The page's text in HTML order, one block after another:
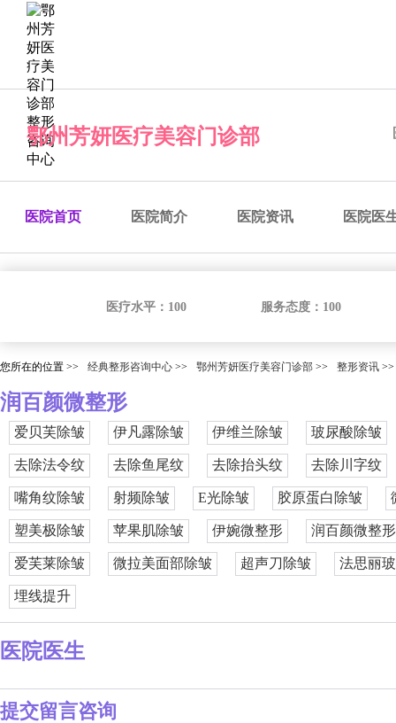
鄂州芳妍医疗美容门诊部
医院首页 医院简介 医院资讯 医院医
医疗水平： 100 服务态度： 100
您所在的位置 >> 经典整形咨询中心 >> 鄂州芳妍医疗美容门诊部 >> 整形资讯 >>
润百颜微整形
爱贝芙除皱 伊凡露除皱 伊维兰除皱 玻尿酸除皱
去除法令纹 去除鱼尾纹 去除抬头纹 去除川字纹
嘴角纹除皱 射频除皱 E光除皱 胶原蛋白除皱
塑美极除皱 苹果肌除皱 伊婉微整形 润百颜微整形
爱芙莱除皱 微拉美面部除皱 超声刀除皱 法思丽
埋线提升
医院医生
提交留言咨询